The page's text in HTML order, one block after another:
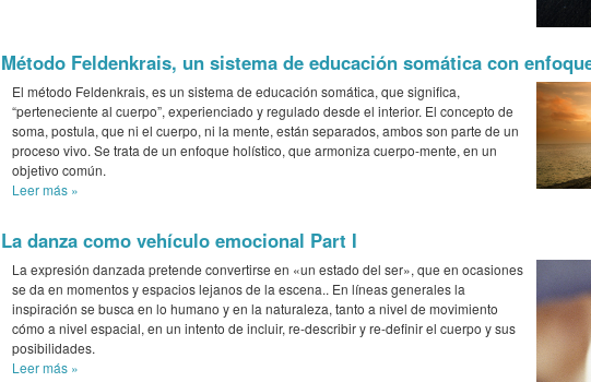
Método Feldenkrais, un sistema de educación somática con
El método Feldenkrais, es un sistema de educación somática, que significa,
“perteneciente al cuerpo”, experienciado y regulado desde el interior. El concepto de
soma, postula, que ni el cuerpo, ni la mente, están separados, ambos son parte de un
proceso vivo. Se trata de un enfoque holístico, que armoniza cuerpo-mente, en un
objetivo común.
Leer más »
La danza como vehículo emocional Part I
La expresión danzada pretende convertirse en «un estado del ser», que en ocasiones
se da en momentos y espacios lejanos de la escena.. En líneas generales la
inspiración se busca en lo humano y en la naturaleza, tanto a nivel de movimiento
cómo a nivel espacial, en un intento de incluir, re-describir y re-definir el cuerpo y sus
posibilidades.
Leer más »